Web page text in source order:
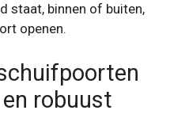
staat, binnen of buiten,
openen.
robuust